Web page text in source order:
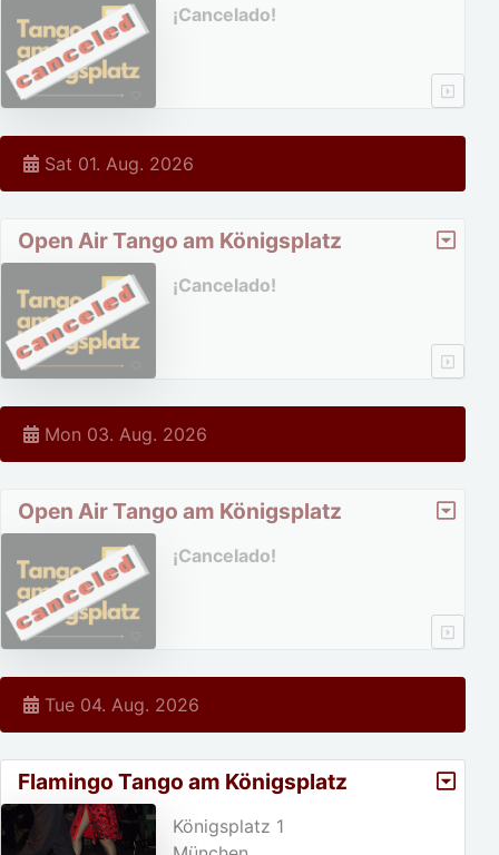
¡Cancelado!
Sat 01. Aug. 2026
Open Air Tango am Königsplatz
¡Cancelado!
Mon 03. Aug. 2026
Open Air Tango am Königsplatz
¡Cancelado!
Tue 04. Aug. 2026
Flamingo Tango am Königsplatz
Königsplatz 1